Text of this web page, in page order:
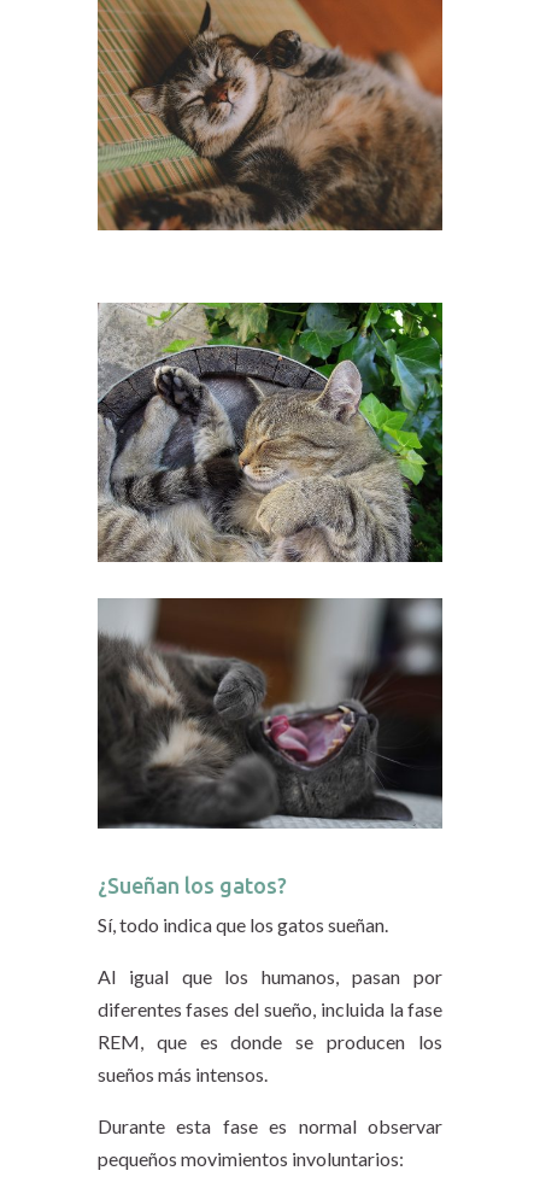
¿Sueñan los gatos?
Sí, todo indica que los gatos sueñan.
Al igual que los humanos, pasan por
diferentes fases del sueño, incluida la fase
REM, que es donde se producen los
sueños más intensos.
Durante esta fase es normal observar
pequeños movimientos involuntarios: